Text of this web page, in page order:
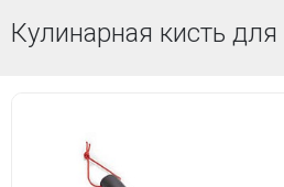
Кулинарная кисть